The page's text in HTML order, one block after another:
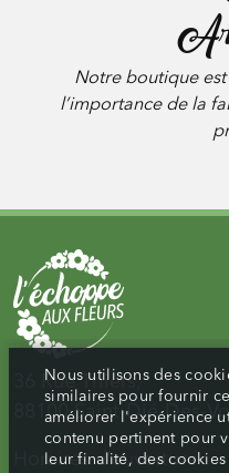
Notre boutique
l’importance de la
36 Rue Thiers,
88100 Saint-Dié-Des-
Horaires d’ouverture :
Nous utilisons des
similaires pour fournir
améliorer l'expérience
contenu pertinent pour
leur finalité, des